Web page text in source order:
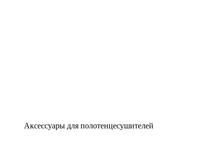
Аксессуары для полотенцесушителей